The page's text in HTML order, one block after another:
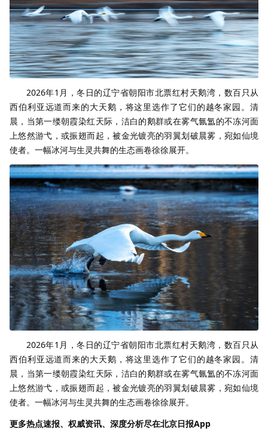
2026年1月，冬日的辽宁省朝阳市北票红村天鹅湾，数百只从
西伯利亚远道而来的大天鹅，将这里选作了它们的越冬家园。清
晨，当第一缕朝霞染红天际，洁白的鹅群或在雾气氤氲的不冻河面
上悠然游弋，或振翅而起，被金光镀亮的羽翼划破晨雾，宛如仙境
使者。一幅冰河与生灵共舞的生态画卷徐徐展开。
2026年1月，冬日的辽宁省朝阳市北票红村天鹅湾，数百只从
西伯利亚远道而来的大天鹅，将这里选作了它们的越冬家园。清
晨，当第一缕朝霞染红天际，洁白的鹅群或在雾气氤氲的不冻河面
上悠然游弋，或振翅而起，被金光镀亮的羽翼划破晨雾，宛如仙境
使者。一幅冰河与生灵共舞的生态画卷徐徐展开。
更多热点速报、权威资讯、深度分析尽在北京日报App